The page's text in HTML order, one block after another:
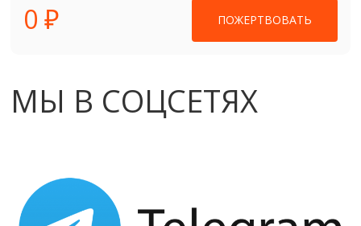
0 ₽ ПОЖЕРТВОВАТЬ
МЫ В СОЦСЕТЯХ